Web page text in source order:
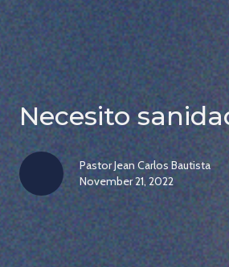
Necesito
Pastor Jean Carlos Bautista
November 21, 2022